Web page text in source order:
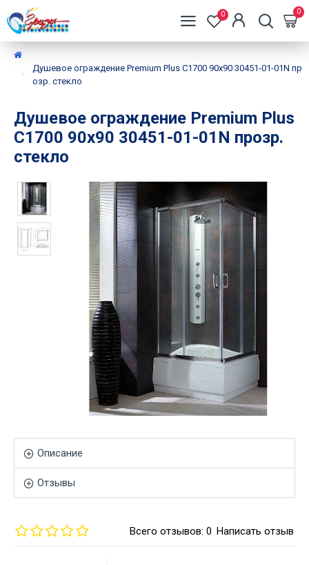
0 0
Душевое ограждение Premium Plus C1700 90x90 30451-01-01N пр
озр. стекло
Душевое ограждение Premium Plus
C1700 90x90 30451-01-01N прозр.
стекло
Описание
Отзывы
Всего отзывов: 0 Написать отзыв